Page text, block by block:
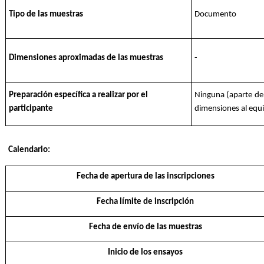
Tipo de las muestras Documento
Dimensiones aproximadas de las muestras -
Preparación específica a realizar por el
participante
Ninguna (aparte
dimensiones al
Calendario:
Fecha de apertura de las inscripciones
Fecha límite de inscripción
Fecha de envío de las muestras
Inicio de los ensayos